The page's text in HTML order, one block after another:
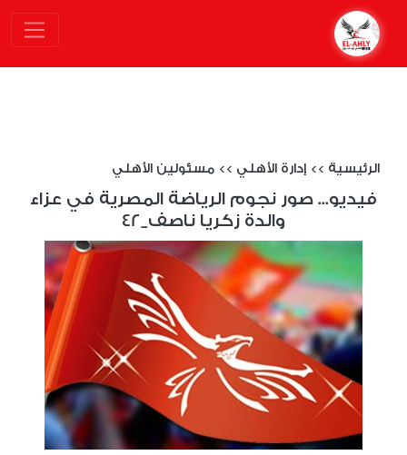
الرئيسية >> إدارة الأهلي >> مسئولين الأهلي
فيديو... صور نجوم الرياضة المصرية في عزاء
والدة زكريا ناصف_42